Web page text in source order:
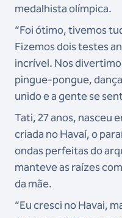
medalhista olímpica.
“Foi ótimo, tivemos
Fizemos dois testes
incrível. Nos
pingue-pongue,
unido e a gente se
Tati, 27 anos, nasceu
criada no Havaí, o
ondas perfeitas do
manteve as raízes
da mãe.
“Eu cresci no Havai,